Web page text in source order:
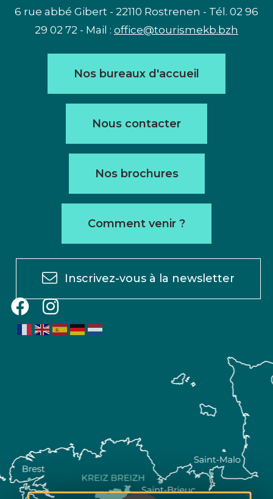
6 rue abbé Gibert - 22110 Rostrenen - Tél. 02 96
29 02 72 - Mail : office@tourismekb.bzh
Nos bureaux d'accueil
Nous contacter
Nos brochures
Comment venir ?
Inscrivez-vous à la newsletter